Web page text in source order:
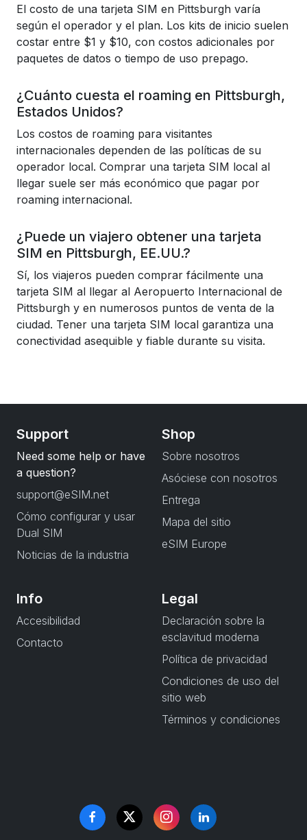
El costo de una tarjeta SIM en Pittsburgh varía
según el operador y el plan. Los kits de inicio suelen
costar entre $1 y $10, con costos adicionales por
paquetes de datos o tiempo de uso prepago.
¿Cuánto cuesta el roaming en Pittsburgh,
Estados Unidos?
Los costos de roaming para visitantes
internacionales dependen de las políticas de su
operador local. Comprar una tarjeta SIM local al
llegar suele ser más económico que pagar por
roaming internacional.
¿Puede un viajero obtener una tarjeta
SIM en Pittsburgh, EE.UU.?
Sí, los viajeros pueden comprar fácilmente una
tarjeta SIM al llegar al Aeropuerto Internacional de
Pittsburgh y en numerosos puntos de venta de la
ciudad. Tener una tarjeta SIM local garantiza una
conectividad asequible y fiable durante su visita.
Support
Need some help or have
a question?
support@eSIM.net
Cómo configurar y usar
Dual SIM
Noticias de la industria
Shop
Sobre nosotros
Asóciese con nosotros
Entrega
Mapa del sitio
eSIM Europe
Info
Accesibilidad
Contacto
Legal
Declaración sobre la
esclavitud moderna
Política de privacidad
Condiciones de uso del
sitio web
Términos y condiciones